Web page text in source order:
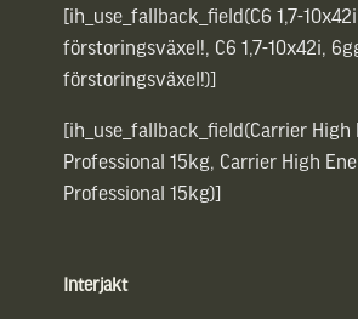
[ih_use_fallback_field(C6 1,7-
förstoringsväxel!, C6 1,7-10x42i,
förstoringsväxel!)]
[ih_use_fallback_field(Carrier High
Professional 15kg, Carrier High
Professional 15kg)]
Interjakt